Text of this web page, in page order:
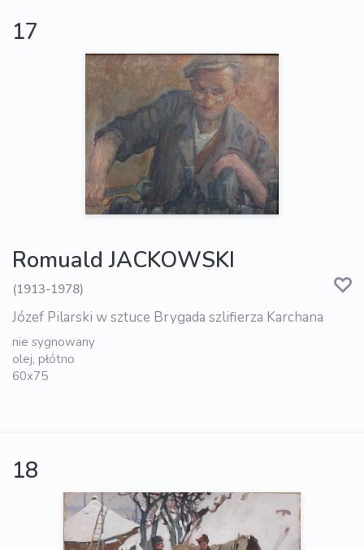
17
Romuald JACKOWSKI
(1913-1978)
Józef Pilarski w sztuce Brygada szlifierza Karchana
nie sygnowany
olej, płótno
60x75
18